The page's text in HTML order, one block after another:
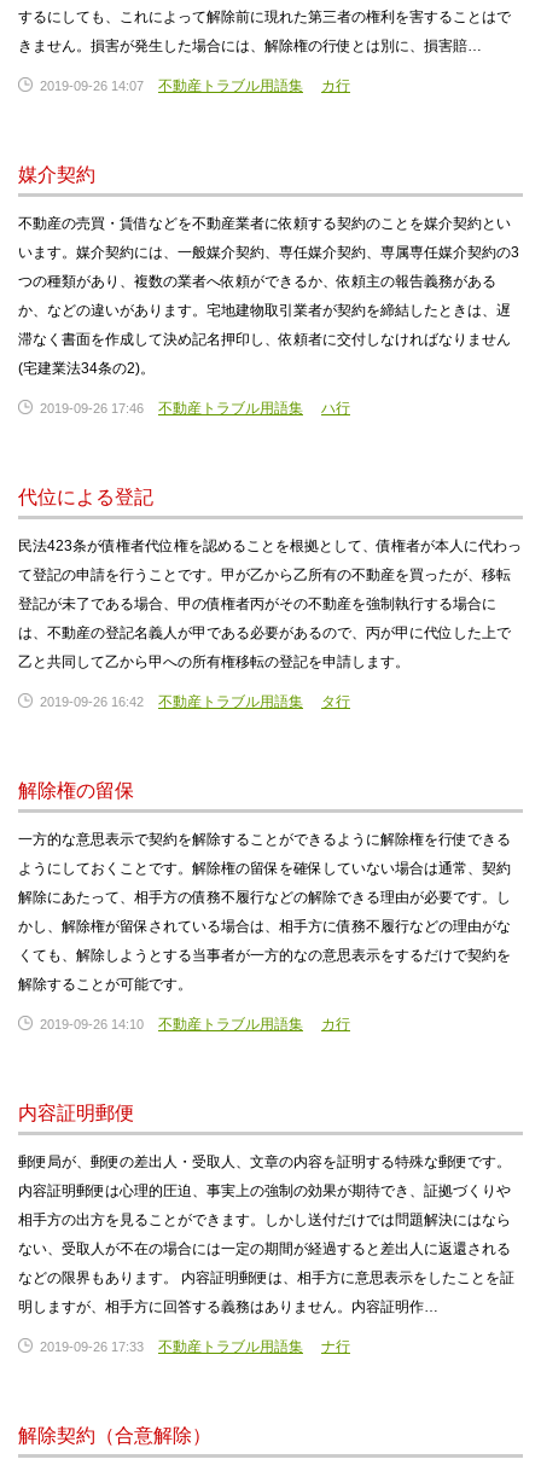
するにしても、これによって解除前に現れた第三者の権利を害することはで
きません。損害が発生した場合には、解除権の行使とは別に、損害賠…
2019-09-26 14:07 不動産トラブル用語集 カ行
媒介契約
不動産の売買・賃借などを不動産業者に依頼する契約のことを媒介契約とい
います。媒介契約には、一般媒介契約、専任媒介契約、専属専任媒介契約の3
つの種類があり、複数の業者へ依頼ができるか、依頼主の報告義務がある
か、などの違いがあります。宅地建物取引業者が契約を締結したときは、遅
滞なく書面を作成して決め記名押印し、依頼者に交付しなければなりません
(宅建業法34条の2)。
2019-09-26 17:46 不動産トラブル用語集 ハ行
代位による登記
民法423条が債権者代位権を認めることを根拠として、債権者が本人に代わっ
て登記の申請を行うことです。甲が乙から乙所有の不動産を買ったが、移転
登記が未了である場合、甲の債権者丙がその不動産を強制執行する場合に
は、不動産の登記名義人が甲である必要があるので、丙が甲に代位した上で
乙と共同して乙から甲への所有権移転の登記を申請します。
2019-09-26 16:42 不動産トラブル用語集 タ行
解除権の留保
一方的な意思表示で契約を解除することができるように解除権を行使できる
ようにしておくことです。解除権の留保を確保していない場合は通常、契約
解除にあたって、相手方の債務不履行などの解除できる理由が必要です。し
かし、解除権が留保されている場合は、相手方に債務不履行などの理由がな
くても、解除しようとする当事者が一方的なの意思表示をするだけで契約を
解除することが可能です。
2019-09-26 14:10 不動産トラブル用語集 カ行
内容証明郵便
郵便局が、郵便の差出人・受取人、文章の内容を証明する特殊な郵便です。
内容証明郵便は心理的圧迫、事実上の強制の効果が期待でき、証拠づくりや
相手方の出方を見ることができます。しかし送付だけでは問題解決にはなら
ない、受取人が不在の場合には一定の期間が経過すると差出人に返還される
などの限界もあります。 内容証明郵便は、相手方に意思表示をしたことを証
明しますが、相手方に回答する義務はありません。内容証明作…
2019-09-26 17:33 不動産トラブル用語集 ナ行
解除契約（合意解除）